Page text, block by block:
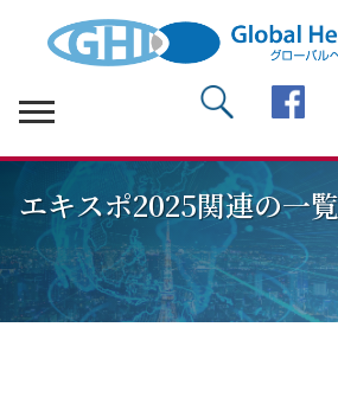
検索
エキスポ2025関連の一覧